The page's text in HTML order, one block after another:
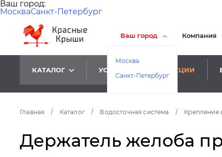
Ваш город:
МоскваСанкт-Петербург
Ваш город
Москва
Санкт-Петербург
Компания
КАТАЛОГ УСЛУГИ АКЦИИ
Главная / Каталог / Водосточная система / Крепление
Держатель желоба